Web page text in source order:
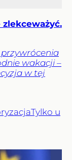
wakacji –
w tej
Tylko u